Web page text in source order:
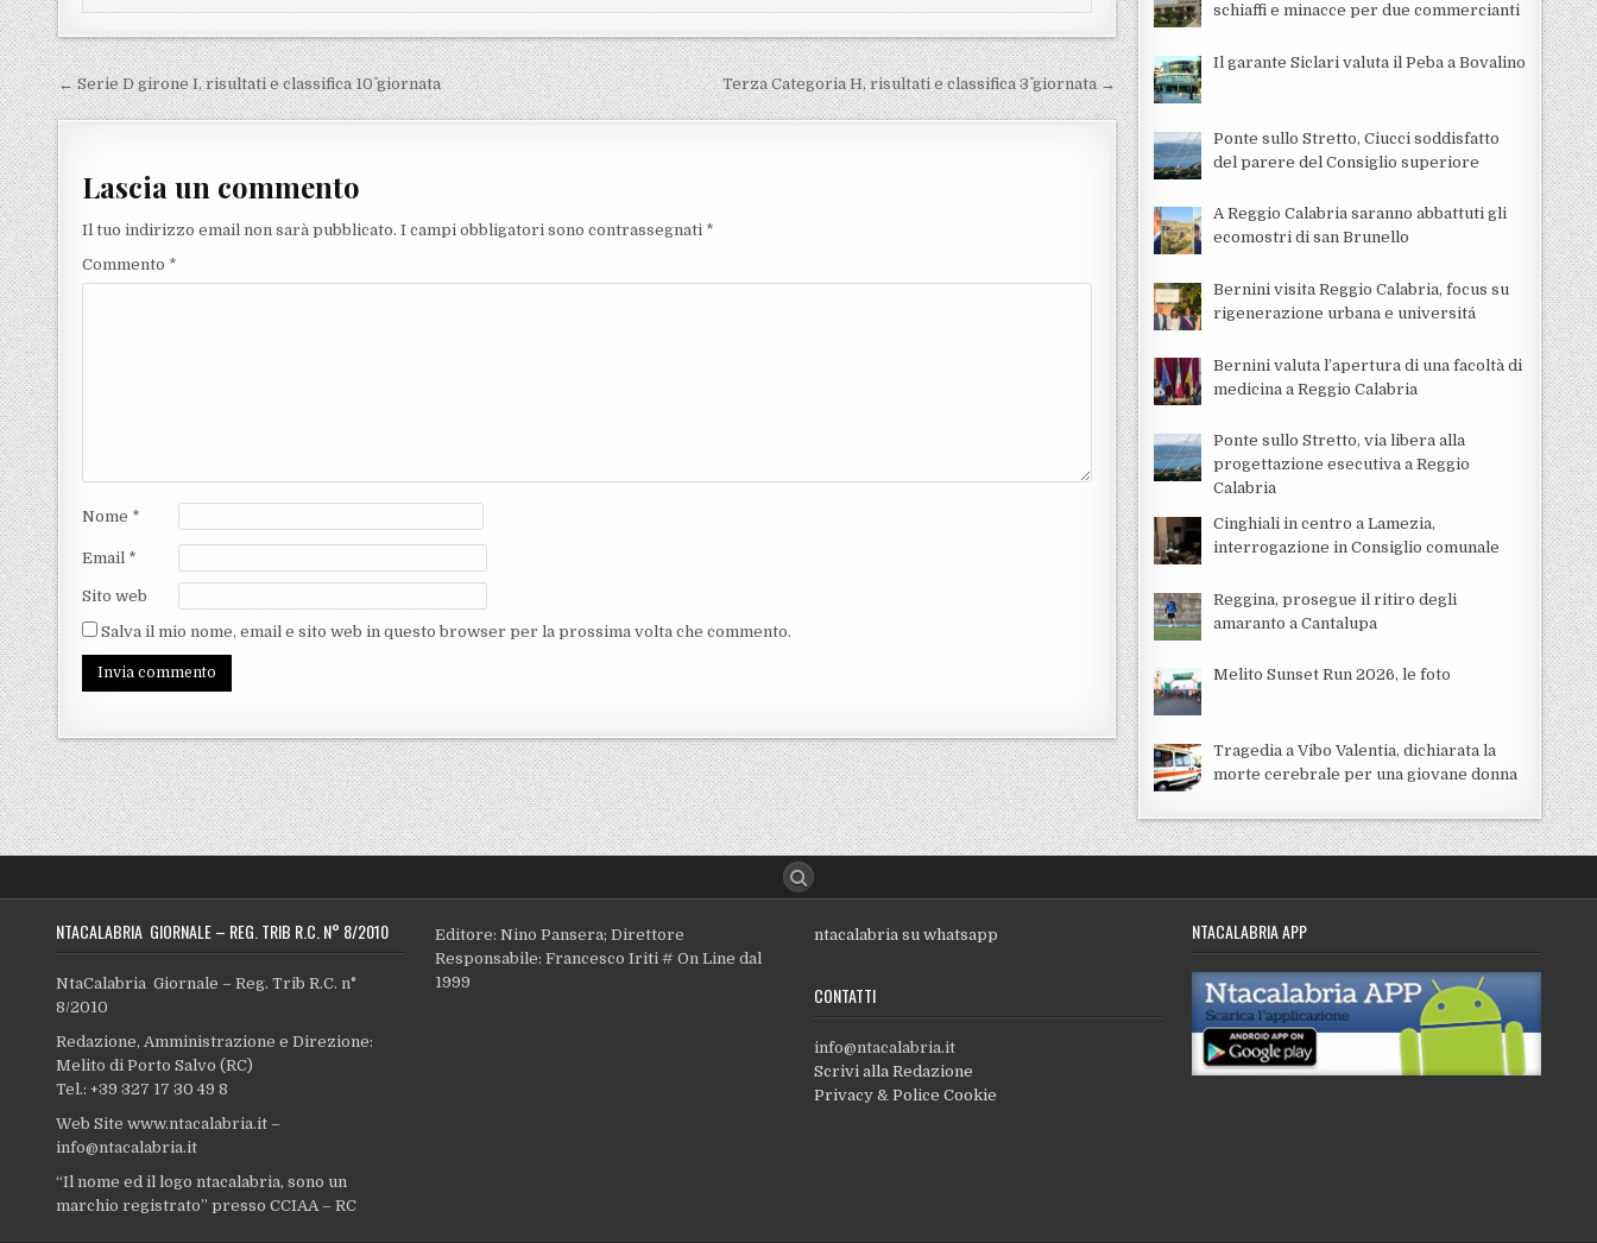
Navigazione articoli
← Serie D girone I, risultati e classifica 10^ giornata Terza Categoria H, risultati e classifica 3^ giornata →
Lascia un commento
Il tuo indirizzo email non sarà pubblicato. I campi obbligatori sono contrassegnati *
Commento *
Nome *
Email *
Sito web
Salva il mio nome, email e sito web in questo browser per la prossima volta che commento.
schiaffi e minacce per due commercianti
Il garante Siclari valuta il Peba a Bovalino
Ponte sullo Stretto, Ciucci soddisfatto
del parere del Consiglio superiore
A Reggio Calabria saranno abbattuti gli
ecomostri di san Brunello
Bernini visita Reggio Calabria, focus su
rigenerazione urbana e universitá
Bernini valuta l’apertura di una facoltà di
medicina a Reggio Calabria
Ponte sullo Stretto, via libera alla
progettazione esecutiva a Reggio
Calabria
Cinghiali in centro a Lamezia,
interrogazione in Consiglio comunale
Reggina, prosegue il ritiro degli
amaranto a Cantalupa
Melito Sunset Run 2026, le foto
Tragedia a Vibo Valentia, dichiarata la
morte cerebrale per una giovane donna
NTACALABRIA GIORNALE – REG. TRIB R.C. N° 8/2010
NtaCalabria Giornale – Reg. Trib R.C. n°
8/2010
Redazione, Amministrazione e Direzione:
Melito di Porto Salvo (RC)
Tel.: +39 327 17 30 49 8
Web Site www.ntacalabria.it –
info@ntacalabria.it
“Il nome ed il logo ntacalabria, sono un
marchio registrato” presso CCIAA – RC
Editore: Nino Pansera; Direttore
Responsabile: Francesco Iriti # On Line dal
1999
ntacalabria su whatsapp
CONTATTI
info@ntacalabria.it
Scrivi alla Redazione
Privacy & Police Cookie
NTACALABRIA APP